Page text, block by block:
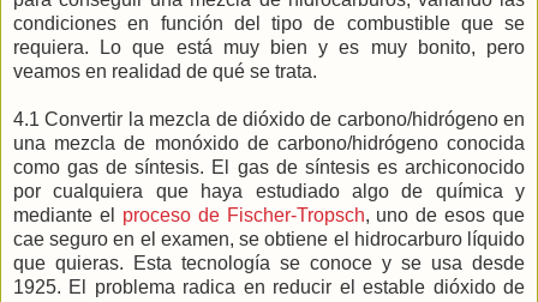
condiciones en función del tipo de combustible que se
requiera. Lo que está muy bien y es muy bonito, pero
veamos en realidad de qué se trata.
4.1 Convertir la mezcla de dióxido de carbono/hidrógeno en
una mezcla de monóxido de carbono/hidrógeno conocida
como gas de síntesis. El gas de síntesis es archiconocido
por cualquiera que haya estudiado algo de química y
mediante el proceso de Fischer-Tropsch, uno de esos que
cae seguro en el examen, se obtiene el hidrocarburo líquido
que quieras. Esta tecnología se conoce y se usa desde
1925. El problema radica en reducir el estable dióxido de